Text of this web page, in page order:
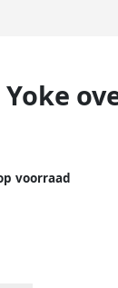
Yoke
voorraad